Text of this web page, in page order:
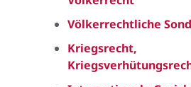
Völkerrechtliche
Kriegsrecht,